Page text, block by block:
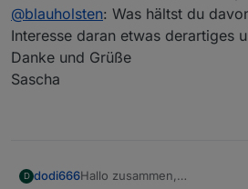
@blauholsten: Was hältst du
Interesse daran etwas derartiges
Danke und Grüße
Sascha
D dodi666Hallo zusammen,